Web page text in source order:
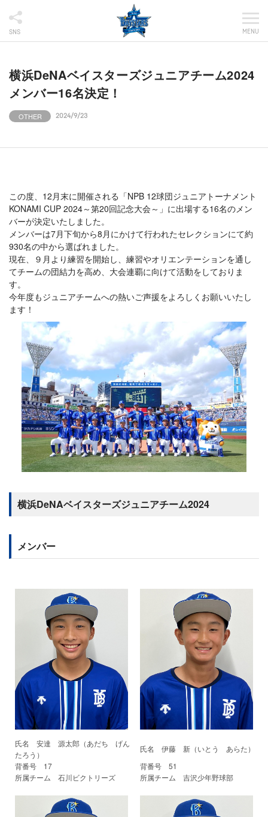
SNS MENU
横浜DeNAベイスターズジュニアチーム2024
メンバー16名決定！
OTHER 2024/9/23
この度、12月末に開催される「NPB 12球団ジュニアトーナメント
KONAMI CUP 2024～第20回記念大会～」に出場する16名のメン
バーが決定いたしました。
メンバーは7月下旬から8月にかけて行われたセレクションにて約
930名の中から選ばれました。
現在、９月より練習を開始し、練習やオリエンテーションを通し
てチームの団結力を高め、大会連覇に向けて活動をしておりま
す。
今年度もジュニアチームへの熱いご声援をよろしくお願いいたし
ます！
横浜DeNAベイスターズジュニアチーム2024
メンバー
氏名 安達 源太郎（あだち げん
たろう）
氏名 伊藤 新（いとう あらた）
背番号 17
背番号 51
所属チーム 石川ビクトリーズ
所属チーム 吉沢少年野球部